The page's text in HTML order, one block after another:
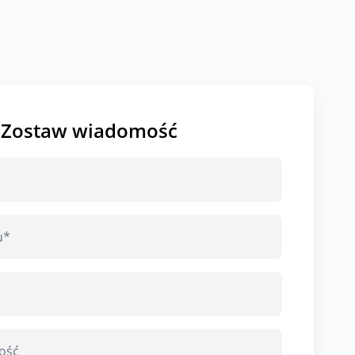
Zostaw wiadomość